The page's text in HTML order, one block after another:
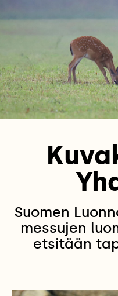
Suomen
messujen
etsitään